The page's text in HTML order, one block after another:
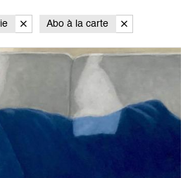
Abo à la carte